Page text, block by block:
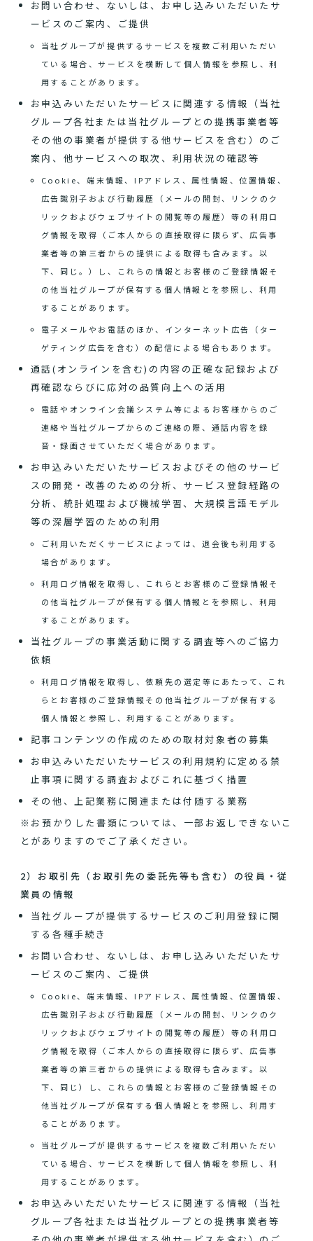
お問い合わせ、ないしは、お申し込みいただいたサ
ービスのご案内、ご提供
当社グループが提供するサービスを複数ご利用いただい
ている場合、サービスを横断して個人情報を参照し、利
用することがあります。
お申込みいただいたサービスに関連する情報（当社
グループ各社または当社グループとの提携事業者等
その他の事業者が提供する他サービスを含む）のご
案内、他サービスへの取次、利用状況の確認等
Cookie、端末情報、IPアドレス、属性情報、位置情報、
広告識別子および行動履歴（メールの開封、リンクのク
リックおよびウェブサイトの閲覧等の履歴）等の利用ロ
グ情報を取得（ご本人からの直接取得に限らず、広告事
業者等の第三者からの提供による取得も含みます。以
下、同じ。）し、これらの情報とお客様のご登録情報そ
の他当社グループが保有する個人情報とを参照し、利用
することがあります。
電子メールやお電話のほか、インターネット広告（ター
ゲティング広告を含む）の配信による場合もあります。
通話(オンラインを含む)の内容の正確な記録および
再確認ならびに応対の品質向上への活用
電話やオンライン会議システム等によるお客様からのご
連絡や当社グループからのご連絡の際、通話内容を録
音・録画させていただく場合があります。
お申込みいただいたサービスおよびその他のサービ
スの開発・改善のための分析、サービス登録経路の
分析、統計処理および機械学習、大規模言語モデル
等の深層学習のための利用
ご利用いただくサービスによっては、退会後も利用する
場合があります。
利用ログ情報を取得し、これらとお客様のご登録情報そ
の他当社グループが保有する個人情報とを参照し、利用
することがあります。
当社グループの事業活動に関する調査等へのご協力
依頼
利用ログ情報を取得し、依頼先の選定等にあたって、これ
らとお客様のご登録情報その他当社グループが保有する
個人情報と参照し、利用することがあります。
記事コンテンツの作成のための取材対象者の募集
お申込みいただいたサービスの利用規約に定める禁
止事項に関する調査およびこれに基づく措置
その他、上記業務に関連または付随する業務
※お預かりした書類については、一部お返しできないこ
とがありますのでご了承ください。
2）お取引先（お取引先の委託先等も含む）の役員・従
業員の情報
当社グループが提供するサービスのご利用登録に関
する各種手続き
お問い合わせ、ないしは、お申し込みいただいたサ
ービスのご案内、ご提供
Cookie、端末情報、IPアドレス、属性情報、位置情報、
広告識別子および行動履歴（メールの開封、リンクのク
リックおよびウェブサイトの閲覧等の履歴）等の利用ロ
グ情報を取得（ご本人からの直接取得に限らず、広告事
業者等の第三者からの提供による取得も含みます。以
下、同じ）し、これらの情報とお客様のご登録情報その
他当社グループが保有する個人情報とを参照し、利用す
ることがあります。
当社グループが提供するサービスを複数ご利用いただい
ている場合、サービスを横断して個人情報を参照し、利
用することがあります。
お申込みいただいたサービスに関連する情報（当社
グループ各社または当社グループとの提携事業者等